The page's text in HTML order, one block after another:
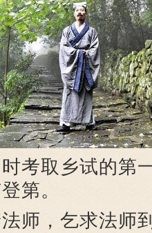
取乡试的第
第。
，乞求法师